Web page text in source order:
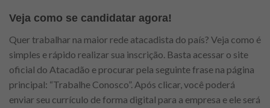
Veja como se candidatar agora!
Quer trabalhar na maior rede atacadista do país? Veja como é
simples e rápido realizar sua inscrição. Basta acessar o site
oficial do Atacadão e procurar pela seguinte frase na página
principal: “Trabalhe Conosco”. Após clicar, você poderá
enviar seu currículo de forma digital para a empresa e ele será